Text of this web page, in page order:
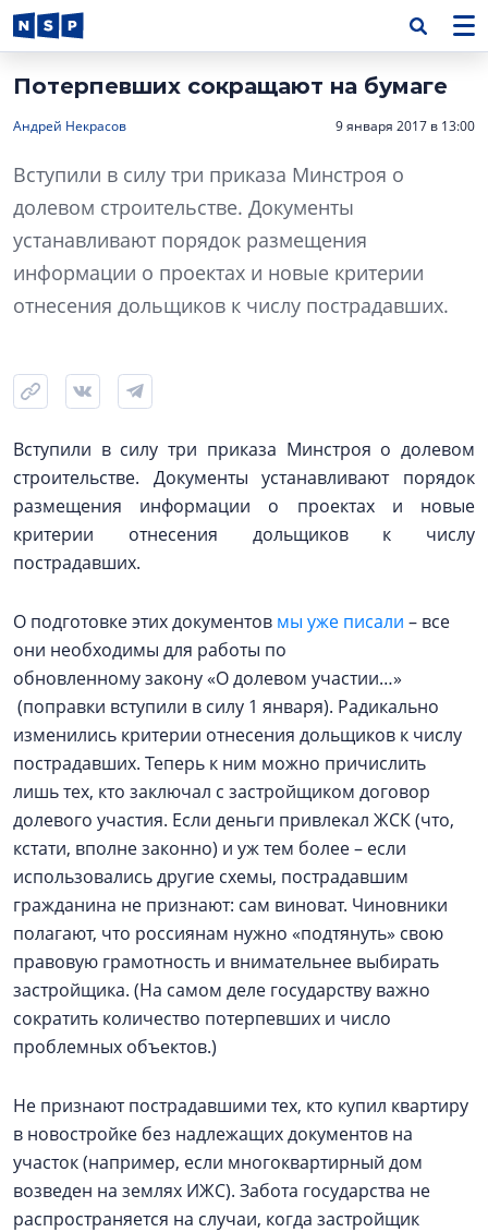
Потерпевших сокращают на бумаге
Андрей Некрасов 9 января 2017 в 13:00
Вступили в силу три приказа Минстроя о
долевом строительстве. Документы
устанавливают порядок размещения
информации о проектах и новые критерии
отнесения дольщиков к числу пострадавших.
Вступили в силу три приказа Минстроя о долевом
строительстве. Документы устанавливают порядок
размещения информации о проектах и новые
критерии отнесения дольщиков к числу
пострадавших.
О подготовке этих документов мы уже писали – все
они необходимы для работы по
обновленному закону «О долевом участии…»
(поправки вступили в силу 1 января). Радикально
изменились критерии отнесения дольщиков к числу
пострадавших. Теперь к ним можно причислить
лишь тех, кто заключал с застройщиком договор
долевого участия. Если деньги привлекал ЖСК (что,
кстати, вполне законно) и уж тем более – если
использовались другие схемы, пострадавшим
гражданина не признают: сам виноват. Чиновники
полагают, что россиянам нужно «подтянуть» свою
правовую грамотность и внимательнее выбирать
застройщика. (На самом деле государству важно
сократить количество потерпевших и число
проблемных объектов.)
Не признают пострадавшими тех, кто купил квартиру
в новостройке без надлежащих документов на
участок (например, если многоквартирный дом
возведен на землях ИЖС). Забота государства не
распространяется на случаи, когда застройщик